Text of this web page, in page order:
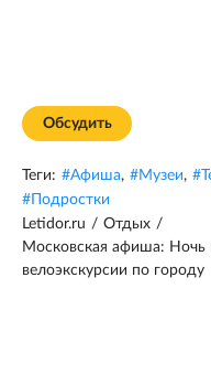
Обсудить
Теги: #Афиша, #Музеи, #
# Подростки
Letidor.ru / Отдых /
Московская афиша: Ночь
велоэкскурсии по городу